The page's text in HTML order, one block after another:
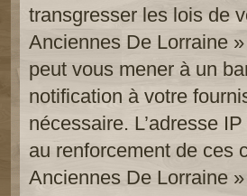
transgresser les lois de
Anciennes De Lorraine
peut vous mener à un
notification à votre
nécessaire. L’adresse
au renforcement de ces
Anciennes De Lorraine